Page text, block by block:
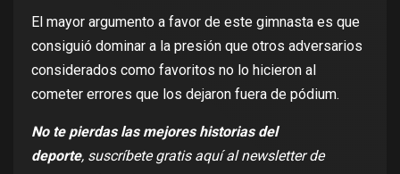
El mayor argumento a favor de este gimnasta es que
consiguió dominar a la presión que otros adversarios
considerados como favoritos no lo hicieron al
cometer errores que los dejaron fuera de pódium.
No te pierdas las mejores historias del
deporte, suscríbete gratis aquí al newsletter de